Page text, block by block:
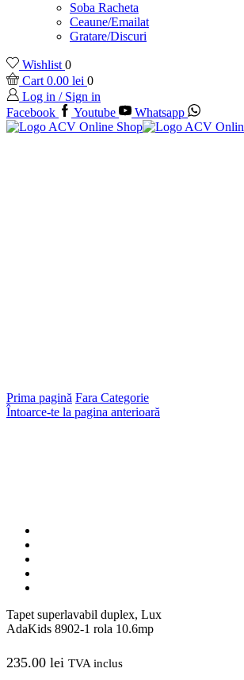
Soba Racheta
Ceaune/Emailat
Gratare/Discuri
Wishlist 0
Cart 0.00 lei 0
Log in / Sign in
Facebook
Youtube Whatsapp
Prima pagină Fara Categorie
Întoarce-te la pagina anterioară
Tapet superlavabil duplex, Lux
AdaKids 8902-1 rola 10.6mp
235.00 lei TVA inclus